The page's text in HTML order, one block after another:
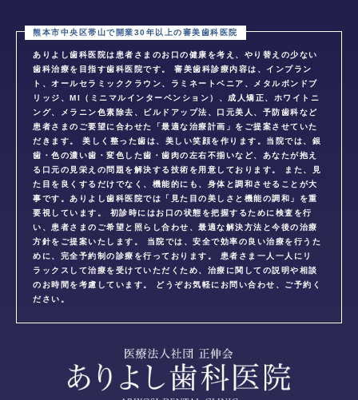
ありよし歯科医院は患者さまのお口の健康を考え、やり替えの少ない
歯科治療を目指す歯科医院です。 審美歯科診療内容は、インプラン
ト、オールセラミッククラウン、ラミネートベニア、メタルボンドブ
リッジ、MI（ミニマルインターベンション）、成人矯正、ホワイトニ
ング、メラニン色素除去、ビルドアップ法、口元美人、予防歯科など
患者さまのご要望に合わせた「最適な治療計画」をご提案させていた
だきます。 美しく整った歯は、美しい笑顔を作ります。当院では、銀
歯・色の濃い歯・変色した歯・歯肉の左右不揃いなど、あなたが抱え
る口元の見栄えの問題を解決する技術を用意しております。 また、見
た目を良くするだけでなく、機能的にも、身体と調和させることが大
事です。ありよし歯科医院では「見た目の美しさと機能の調和」を重
要視しています。 初診時にはお口の状態を把握するために検査を行
い、患者さまのご希望と照らし合わせ、最適な解決方法と今後の治療
方針をご提案いたします。 当院では、安全で効率の良い治療を行うた
めに、完全予約制の診療を行っております。 患者さま一人一人にリ
ラックスして治療を受けていただくため、治療に関しての説明や相談
のお時間を考慮しています。 どうぞお気軽にお問い合わせ、ご予約く
ださい。